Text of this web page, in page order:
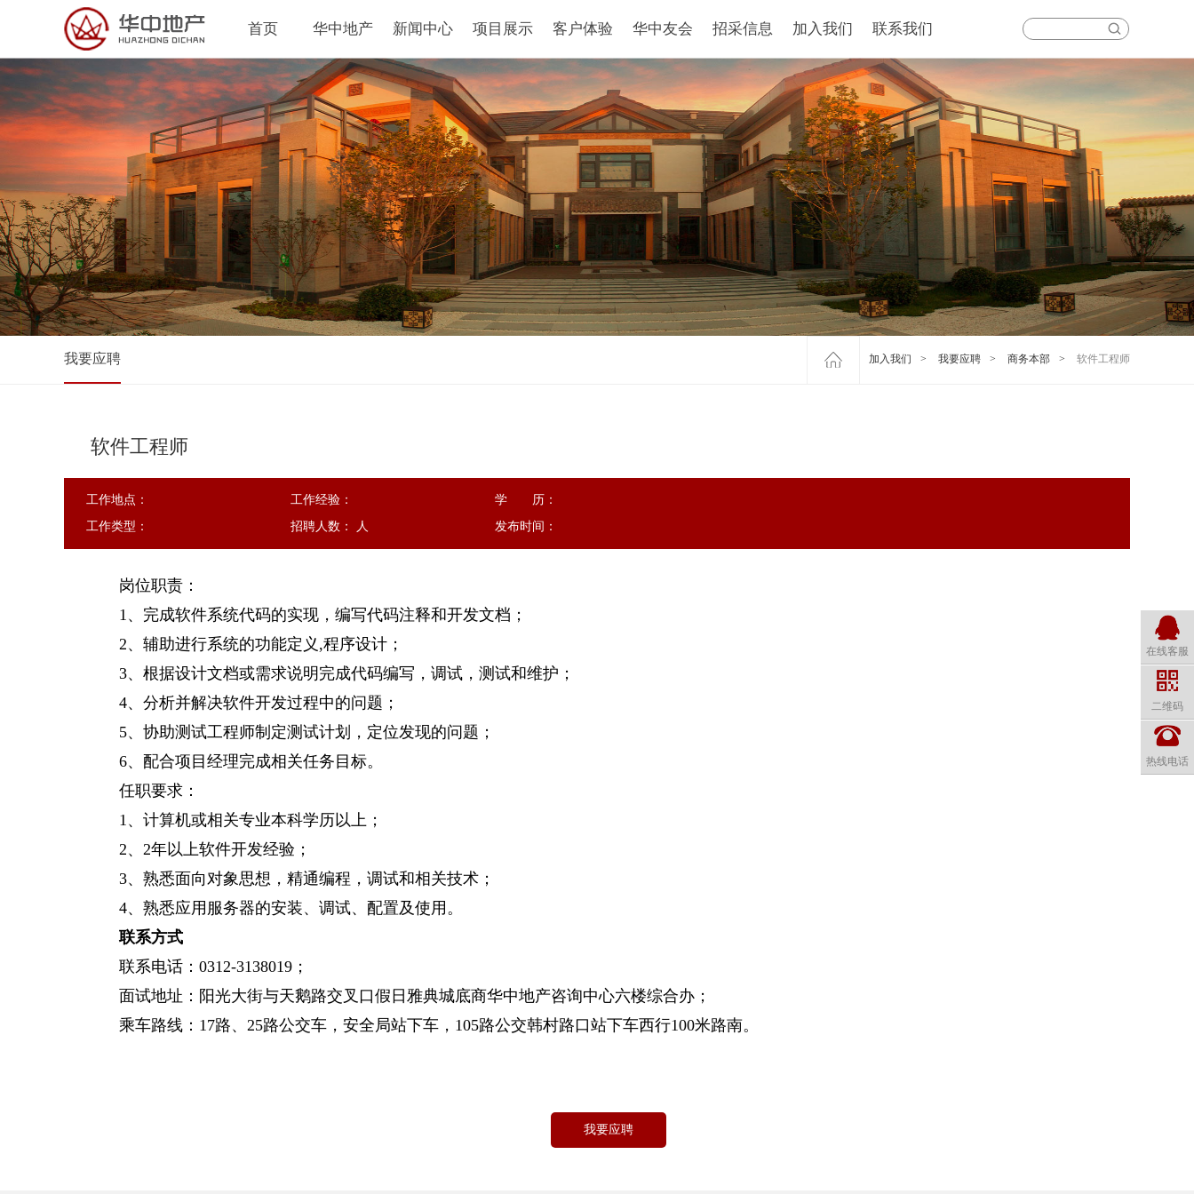
首页 华中地产 新闻中心 项目展示 客户体验 华中友会 招采信息 加入我们 联系我们
我要应聘 加入我们 > 我要应聘 > 商务本部 > 软件工程师
软件工程师
工作地点： 工作经验：
学 历：
工作类型：
招聘人数： 人 发布时间：
岗位职责：
1、完成软件系统代码的实现，编写代码注释和开发文档；
2、辅助进行系统的功能定义,程序设计；
3、根据设计文档或需求说明完成代码编写，调试，测试和维护；
4、分析并解决软件开发过程中的问题；
5、协助测试工程师制定测试计划，定位发现的问题；
6、配合项目经理完成相关任务目标。
任职要求：
1、计算机或相关专业本科学历以上；
2、2年以上软件开发经验；
3、熟悉面向对象思想，精通编程，调试和相关技术；
4、熟悉应用服务器的安装、调试、配置及使用。
联系方式
联系电话：0312-3138019；
面试地址：阳光大街与天鹅路交叉口假日雅典城底商华中地产咨询中心六楼综合办；
乘车路线：17路、25路公交车，安全局站下车，105路公交韩村路口站下车西行100米路南。
我要应聘
在线客服
二维码
热线电话